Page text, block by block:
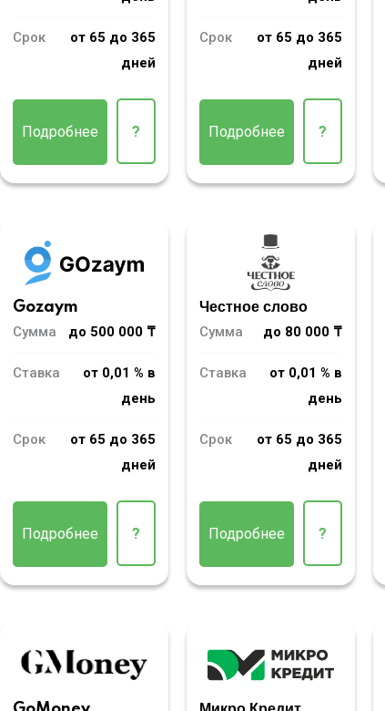
Срок
от 65 до 365
дней
Подробнее ?
Срок
от 65 до 365
дней
Подробнее ?
Gozaym
Сумма
до 500 000 ₸
Ставка
от 0,01 % в
день
Срок
от 65 до 365
дней
Подробнее ?
Честное слово
Сумма
до 80 000 ₸
Ставка
от 0,01 % в
день
Срок
от 65 до 365
дней
Подробнее ?